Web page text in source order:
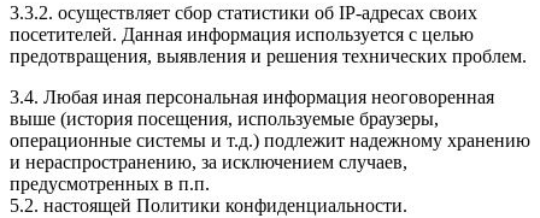
3.3.2. осуществляет сбор статистики об IP-адресах своих
посетителей. Данная информация используется с целью
предотвращения, выявления и решения технических проблем.
3.4. Любая иная персональная информация неоговоренная
выше (история посещения, используемые браузеры,
операционные системы и т.д.) подлежит надежному хранению
и нераспространению, за исключением случаев,
предусмотренных в п.п.
5.2. настоящей Политики конфиденциальности.